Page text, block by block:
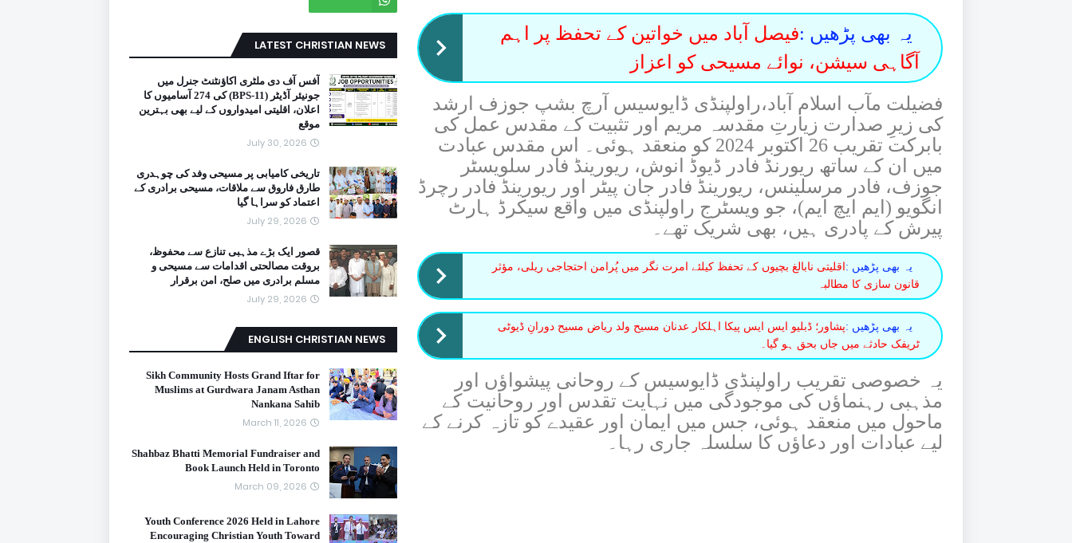
یہ بھی پڑھیں :فیصل آباد میں خواتین کے تحفظ پر اہم
آگاہی سیشن، نوائے مسیحی کو اعزاز
فضیلت مآب اسلام آباد،راولپنڈی ڈایوسیس آرچ بشپ جوزف ارشد
کی زیرِ صدارت زیارتِ مقدسہ مریم اور تثبیت کے مقدس عمل کی
بابرکت تقریب 26 اکتوبر 2024 کو منعقد ہوئی۔ اس مقدس عبادت
میں ان کے ساتھ ریورنڈ فادر ڈیوڈ انوش، ریورینڈ فادر سلویسٹر
جوزف، فادر مرسلینس، ریورینڈ فادر جان پیٹر اور ریورینڈ فادر رچرڈ
انگویو (ایم ایچ ایم)، جو ویسٹرج راولپنڈی میں واقع سیکرڈ ہارٹ
پیرش کے پادری ہیں، بھی شریک تھے۔
یہ بھی پڑھیں : اقلیتی نابالغ بچیوں کے تحفظ کیلئے امرت نگر میں پُرامن احتجاجی ریلی، مؤثر
قانون سازی کا مطالبہ
یہ بھی پڑھیں :پشاور؛ ڈبلیو ایس ایس پیکا اہلکار عدنان مسیح ولد ریاض مسیح دورانِ ڈیوٹی
ٹریفک حادثے میں جاں بحق ہو گیا۔
یہ خصوصی تقریب راولپنڈی ڈایوسیس کے روحانی پیشواؤں اور
مذہبی رہنماؤں کی موجودگی میں نہایت تقدس اور روحانیت کے
ماحول میں منعقد ہوئی، جس میں ایمان اور عقیدے کو تازہ کرنے کے
لیے عبادات اور دعاؤں کا سلسلہ جاری رہا۔
LATEST CHRISTIAN NEWS
آفس آف دی ملٹری اکاؤنٹنٹ جنرل میں
جونیئر آڈیٹر (BPS-11) کی 274 آسامیوں کا
اعلان، اقلیتی امیدواروں کے لیے بھی بہترین
موقع
July 30, 2026
تاریخی کامیابی پر مسیحی وفد کی چوہدری
طارق فاروق سے ملاقات، مسیحی برادری کے
اعتماد کو سراہا گیا
July 29, 2026
قصور ایک بڑے مذہبی تنازع سے محفوظ،
بروقت مصالحتی اقدامات سے مسیحی و
مسلم برادری میں صلح، امن برقرار
July 29, 2026
ENGLISH CHRISTIAN NEWS
Sikh Community Hosts Grand Iftar for
Muslims at Gurdwara Janam Asthan
Nankana Sahib
March 11, 2026
Shahbaz Bhatti Memorial Fundraiser and
Book Launch Held in Toronto
March 09, 2026
Youth Conference 2026 Held in Lahore
Encouraging Christian Youth Toward